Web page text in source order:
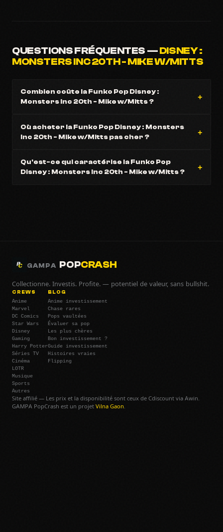
QUESTIONS FRÉQUENTES —DISNEY :
MONSTERS INC 20TH - MIKE W/MITTS
Combien coûte la Funko Pop Disney :
Monsters Inc 20th - Mike w/Mitts ?
Où acheter la Funko Pop Disney : Monsters
Inc 20th - Mike w/Mitts pas cher ?
Qu'est-ce qui caractérise la Funko Pop
Disney : Monsters Inc 20th - Mike w/Mitts ?
GAMPA POPCRASH
Collectionne. Investis. Profite. — potentiel de valeur, sans bullshit.
CREWS
Anime
Marvel
DC Comics
Star Wars
Disney
Gaming
Harry Potter
Séries TV
Cinéma
LOTR
Musique
Sports
Autres
BLOG
Anime investissement
Chase rares
Pops vaultées
Évaluer sa pop
Les plus chères
Bon investissement ?
Guide investissement
Histoires vraies
Flipping
Site affilié — Les prix et la disponibilité sont ceux de Cdiscount via Awin.
GAMPA PopCrash est un projet Vilna Gaon.